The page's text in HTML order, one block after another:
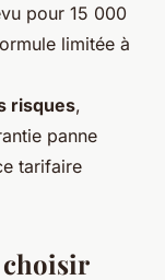
pour 15 000
limitée à
risques,
panne
tarifaire
choisir